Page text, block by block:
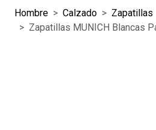
Hombre Calzado
Zapatillas
Zapatillas MUNICH Blancas